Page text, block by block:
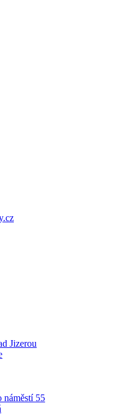
Jizerou
náměstí 55